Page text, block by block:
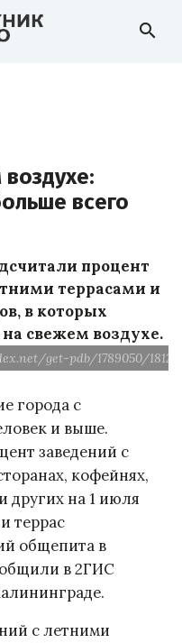
search
всего
процент
террасами и
в которых
свежем воздухе.
get-pdb/1789050/
города с
и выше.
заведений с
кофейнях,
других на 1 июля
террас
общепита в
в 2ГИС
с летними